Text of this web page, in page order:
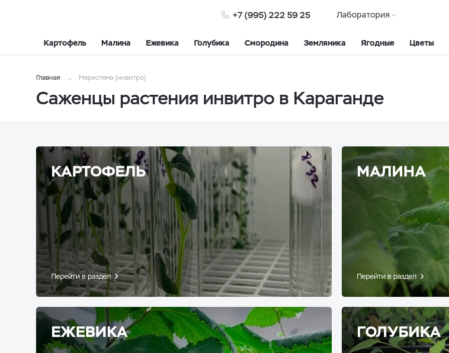
+7 (995) 222 59 25 Лаборатория
Картофель Малина Ежевика Голубика Смородина Земляника Ягодные Цветы
Главная Меристема (инвитро)
Саженцы растения инвитро в Караганде
КАРТОФЕЛЬ
Перейти в раздел
МАЛИНА
Перейти в раздел
ЕЖЕВИКА ГОЛУБИКА